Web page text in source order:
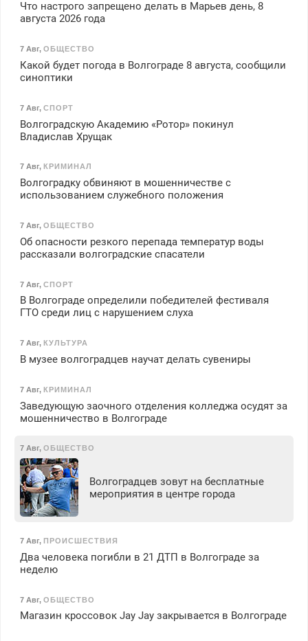
Что настрого запрещено делать в Марьев день, 8
августа 2026 года
7 Авг, ОБЩЕСТВО
Какой будет погода в Волгограде 8 августа, сообщили
синоптики
7 Авг, СПОРТ
Волгоградскую Академию «Ротор» покинул
Владислав Хрущак
7 Авг, КРИМИНАЛ
Волгоградку обвиняют в мошенничестве с
использованием служебного положения
7 Авг, ОБЩЕСТВО
Об опасности резкого перепада температур воды
рассказали волгоградские спасатели
7 Авг, СПОРТ
В Волгограде определили победителей фестиваля
ГТО среди лиц с нарушением слуха
7 Авг, КУЛЬТУРА
В музее волгоградцев научат делать сувениры
7 Авг, КРИМИНАЛ
Заведующую заочного отделения колледжа осудят за
мошенничество в Волгограде
7 Авг, ОБЩЕСТВО
Волгоградцев зовут на бесплатные
мероприятия в центре города
7 Авг, ПРОИСШЕСТВИЯ
Два человека погибли в 21 ДТП в Волгограде за
неделю
7 Авг, ОБЩЕСТВО
Магазин кроссовок Jay Jay закрывается в Волгограде